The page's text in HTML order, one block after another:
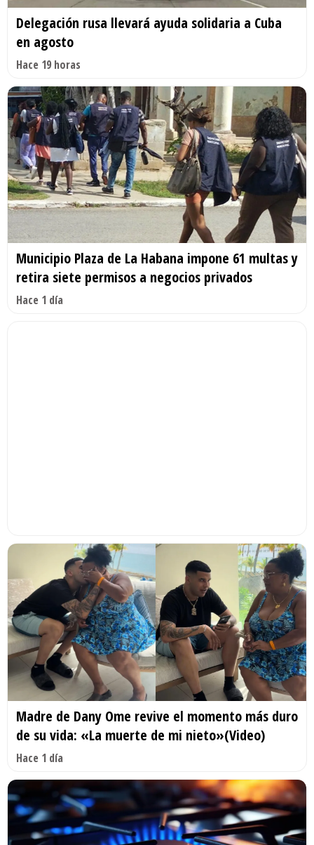
Delegación rusa llevará ayuda solidaria a Cuba
en agosto
Hace 19 horas
Municipio Plaza de La Habana impone 61 multas y
retira siete permisos a negocios privados
Hace 1 día
Madre de Dany Ome revive el momento más duro
de su vida: «La muerte de mi nieto»(Video)
Hace 1 día